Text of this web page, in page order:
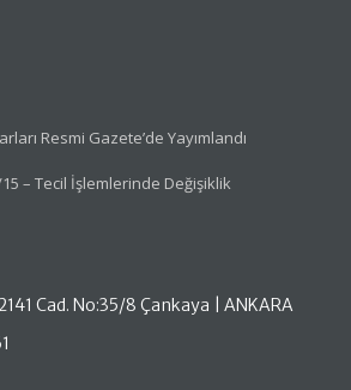
Resmi Gazete’de Yayımlandı
– Tecil İşlemlerinde Değişiklik
Cad. No:35/8 Çankaya | ANKARA